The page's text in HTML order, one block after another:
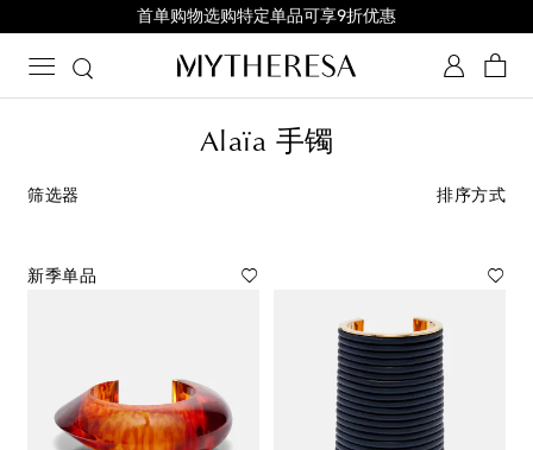
首单购物选购特定单品可享9折优惠
Alaïa 手镯
筛选器 排序方式
新季单品